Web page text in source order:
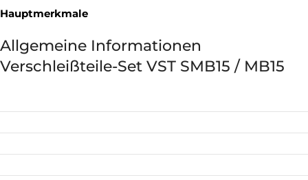
Hauptmerkmale
Allgemeine Informationen
Verschleißteile-Set VST SMB15 / MB15